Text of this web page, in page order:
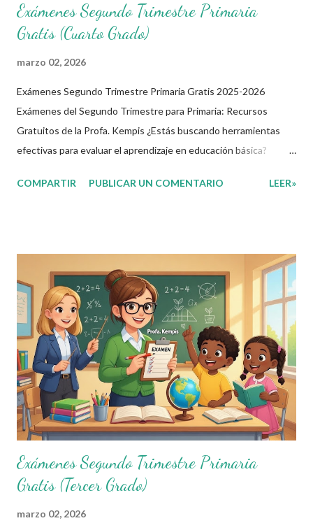
Exámenes Segundo Trimestre Primaria
Gratis (Cuarto Grado)
marzo 02, 2026
Exámenes Segundo Trimestre Primaria Gratis 2025-2026
Exámenes del Segundo Trimestre para Primaria: Recursos
Gratuitos de la Profa. Kempis ¿Estás buscando herramientas
efectivas para evaluar el aprendizaje en educación básica?
que cubran las asignaturas clave del segundo trimestre,
padres y estudiantes. ¿Qué Son Estos Exámenes y Por Qué Son
Útiles? Estos exámenes del segundo trimestre primaria abarcan
grados de 1° a 6°, enfocados en asignaturas como Lenguajes,
Saberes y Pensamiento Científico, Ética, Naturaleza y
Sociedades, y De lo Humano y lo Comunitario. Diseñados con un
enfoque práctico, incluyen preguntas con imágenes y ejemplos
reales, ideales para plataforma...
COMPARTIR PUBLICAR UN COMENTARIO LEER»
Exámenes Segundo Trimestre Primaria
Gratis (Tercer Grado)
marzo 02, 2026